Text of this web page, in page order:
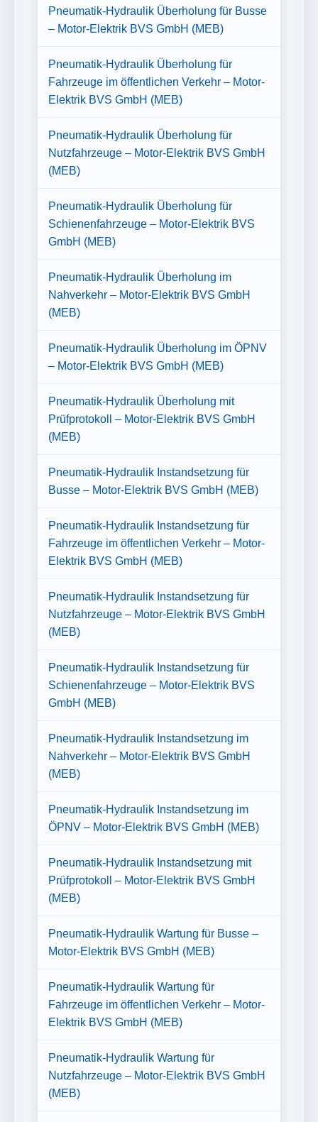
Pneumatik-Hydraulik Überholung für Busse
– Motor-Elektrik BVS GmbH (MEB)
Pneumatik-Hydraulik Überholung für
Fahrzeuge im öffentlichen Verkehr – Motor-
Elektrik BVS GmbH (MEB)
Pneumatik-Hydraulik Überholung für
Nutzfahrzeuge – Motor-Elektrik BVS GmbH
(MEB)
Pneumatik-Hydraulik Überholung für
Schienenfahrzeuge – Motor-Elektrik BVS
GmbH (MEB)
Pneumatik-Hydraulik Überholung im
Nahverkehr – Motor-Elektrik BVS GmbH
(MEB)
Pneumatik-Hydraulik Überholung im ÖPNV
– Motor-Elektrik BVS GmbH (MEB)
Pneumatik-Hydraulik Überholung mit
Prüfprotokoll – Motor-Elektrik BVS GmbH
(MEB)
Pneumatik-Hydraulik Instandsetzung für
Busse – Motor-Elektrik BVS GmbH (MEB)
Pneumatik-Hydraulik Instandsetzung für
Fahrzeuge im öffentlichen Verkehr – Motor-
Elektrik BVS GmbH (MEB)
Pneumatik-Hydraulik Instandsetzung für
Nutzfahrzeuge – Motor-Elektrik BVS GmbH
(MEB)
Pneumatik-Hydraulik Instandsetzung für
Schienenfahrzeuge – Motor-Elektrik BVS
GmbH (MEB)
Pneumatik-Hydraulik Instandsetzung im
Nahverkehr – Motor-Elektrik BVS GmbH
(MEB)
Pneumatik-Hydraulik Instandsetzung im
ÖPNV – Motor-Elektrik BVS GmbH (MEB)
Pneumatik-Hydraulik Instandsetzung mit
Prüfprotokoll – Motor-Elektrik BVS GmbH
(MEB)
Pneumatik-Hydraulik Wartung für Busse –
Motor-Elektrik BVS GmbH (MEB)
Pneumatik-Hydraulik Wartung für
Fahrzeuge im öffentlichen Verkehr – Motor-
Elektrik BVS GmbH (MEB)
Pneumatik-Hydraulik Wartung für
Nutzfahrzeuge – Motor-Elektrik BVS GmbH
(MEB)